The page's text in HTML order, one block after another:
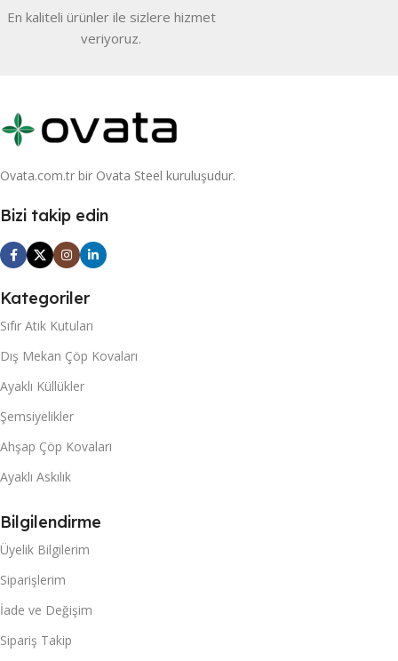
En kaliteli ürünler ile sizlere hizmet
veriyoruz.
Ovata.com.tr bir Ovata Steel kuruluşudur.
Bizi takip edin
Kategoriler
Sıfır Atık Kutuları
Dış Mekan Çöp Kovaları
Ayaklı Küllükler
Şemsiyelikler
Ahşap Çöp Kovaları
Ayaklı Askılık
Bilgilendirme
Üyelik Bilgilerim
Siparişlerim
İade ve Değişim
Sipariş Takip